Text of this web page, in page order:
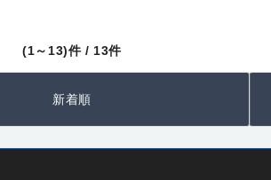
(1～13)件 / 13件
新着順